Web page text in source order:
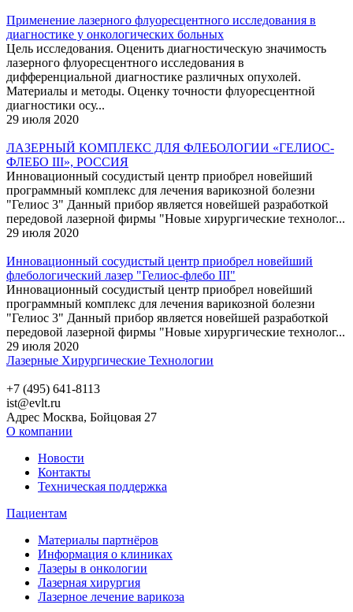
Применение лазерного флуоресцентного исследования в
диагностике у онкологических больных
Цель исследования. Оценить диагностическую значимость
лазерного флуоресцентного исследования в
дифференциальной диагностике различных опухолей.
Материалы и методы. Оценку точности флуоресцентной
диагностики осу...
29 июля 2020
ЛАЗЕРНЫЙ КОМПЛЕКС ДЛЯ ФЛЕБОЛОГИИ «ГЕЛИОС-
ФЛЕБО III», РОССИЯ
Инновационный сосудистый центр приобрел новейший
программный комплекс для лечения варикозной болезни
"Гелиос 3" Данный прибор является новейшей разработкой
передовой лазерной фирмы "Новые хирургические технолог...
29 июля 2020
Инновационный сосудистый центр приобрел новейший
флебологический лазер "Гелиос-флебо III"
Инновационный сосудистый центр приобрел новейший
программный комплекс для лечения варикозной болезни
"Гелиос 3" Данный прибор является новейшей разработкой
передовой лазерной фирмы "Новые хирургические технолог...
29 июля 2020
Лазерные Хирургические Технологии
+7 (495) 641-8113
ist@evlt.ru
Адрес Москва, Бойцовая 27
О компании
Новости
Контакты
Техническая поддержка
Пациентам
Материалы партнёров
Информация о клиниках
Лазеры в онкологии
Лазерная хирургия
Лазерное лечение варикоза